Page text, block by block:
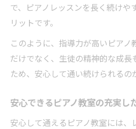
で、ピアノレッスンを長く続けや
リットです。
このように、指導力が高いピア
だけでなく、生徒の精神的な成長
ため、安心して通い続けられるの
安心できるピアノ教室の充実し
安心して通えるピアノ教室には、